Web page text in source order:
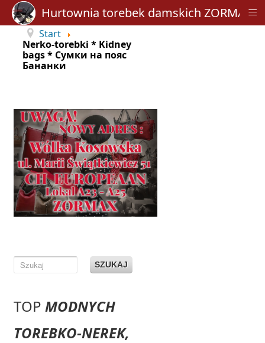
Start
Nerko-torebki * Kidney
bags * Сумки на пояс
Бананки
SZUKAJ
TOPMODNYCH
TOREBKO-NEREK,
Hurtownia torebek damskich ZORMAX≡